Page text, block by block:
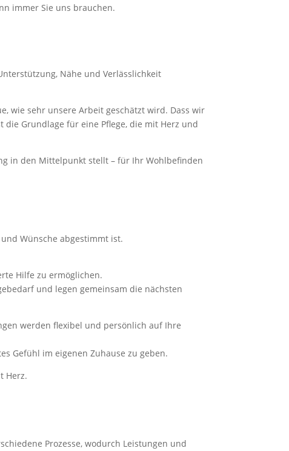
immer Sie uns brauchen.
Nähe und Verlässlichkeit
wie sehr unsere Arbeit geschätzt wird. Dass wir
die Grundlage für eine Pflege, die mit Herz und
in den Mittelpunkt stellt – für Ihr Wohlbefinden
Wünsche abgestimmt ist.
Hilfe zu ermöglichen.
und legen gemeinsam die nächsten
werden flexibel und persönlich auf Ihre
Gefühl im eigenen Zuhause zu geben.
Herz.
Prozesse, wodurch Leistungen und